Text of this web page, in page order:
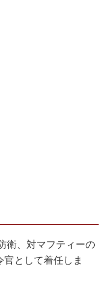
衛、対マフティーの
として着任しま